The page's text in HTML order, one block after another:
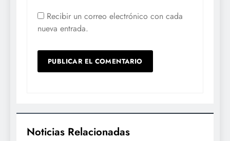
Recibir un correo electrónico con cada
nueva entrada.
Noticias Relacionadas